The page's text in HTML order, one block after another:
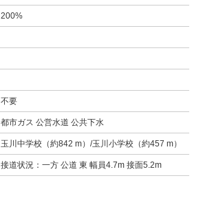
200%
不要
都市ガス 公営水道 公共下水
玉川中学校（約842 m）/玉川小学校（約457 m）
接道状況：一方 公道 東 幅員4.7m 接面5.2m